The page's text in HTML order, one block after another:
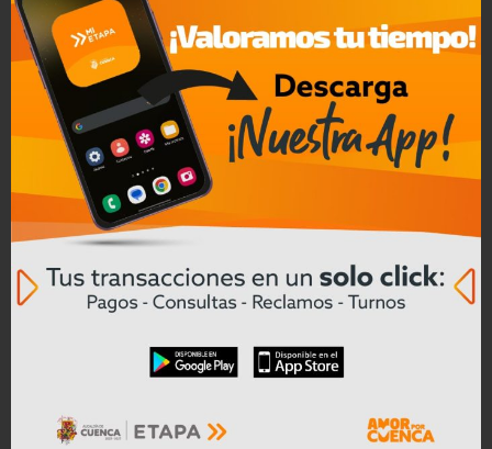
CREA en Liquidación
ETAPA EP impulsa obras con